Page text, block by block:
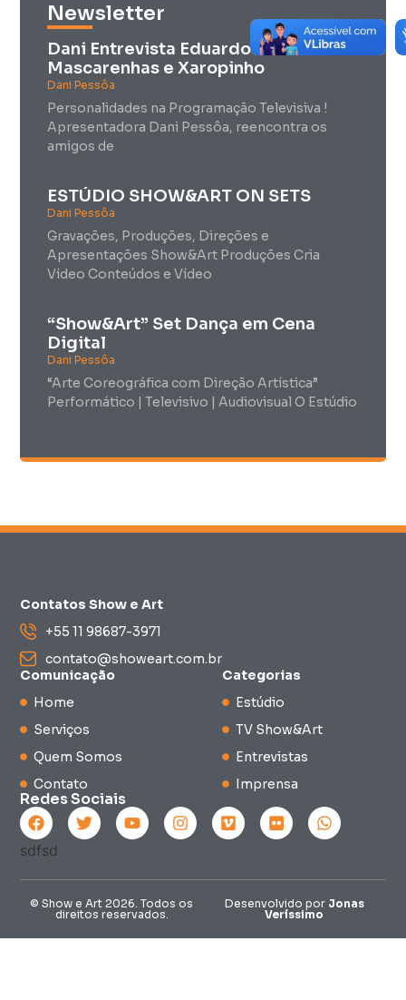
Newsletter
Dani Entrevista Eduardo
Mascarenhas e Xaropinho
Dani Pessôa
Personalidades na Programação Televisiva !
Apresentadora Dani Pessôa, reencontra os
amigos de
ESTÚDIO SHOW&ART ON SETS
Dani Pessôa
Gravações, Produções, Direções e
Apresentações Show&Art Produções Cria
Vídeo Conteúdos e Vídeo
“Show&Art” Set Dança em Cena
Digital
Dani Pessôa
“Arte Coreográfica com Direção Artística”
Performático | Televisivo | Audiovisual O Estúdio
Contatos Show e Art
+55 11 98687-3971
contato@showeart.com.br
Comunicação
Home
Serviços
Quem Somos
Contato
Categorias
Estúdio
TV Show&Art
Entrevistas
Imprensa
Redes Sociais
© Show e Art 2026. Todos os
direitos reservados.
Desenvolvido por Jonas
Veríssimo